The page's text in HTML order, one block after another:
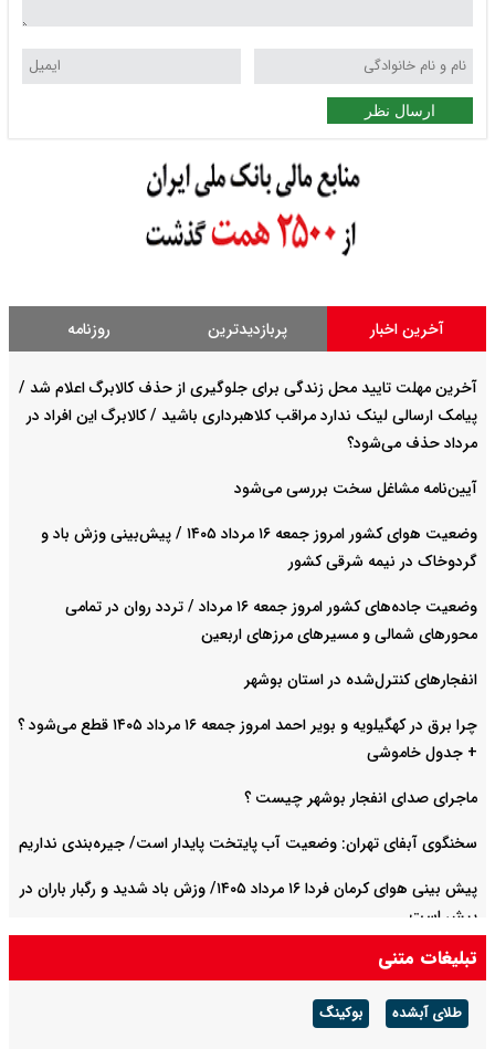
ارسال نظر
آخرین اخبار پربازدیدترین روزنامه
آخرین مهلت تایید محل زندگی برای جلوگیری از حذف کالابرگ اعلام شد /
پیامک ارسالی لینک ندارد مراقب کلاهبرداری باشید / کالابرگ این افراد در
مرداد حذف می‌شود؟
آیین‌نامه مشاغل سخت بررسی می‌شود
وضعیت هوای کشور امروز جمعه ۱۶ مرداد ۱۴۰۵ / پیش‌بینی وزش باد و
گردوخاک در نیمه شرقی کشور
وضعیت جاده‌های کشور امروز جمعه ۱۶ مرداد / تردد روان در تمامی
محورهای شمالی و مسیرهای مرزهای اربعین
انفجارهای کنترل‌شده در استان بوشهر
چرا برق در کهگیلویه و بویر احمد امروز جمعه ۱۶ مرداد ۱۴۰۵ قطع می‌شود ؟
+ جدول خاموشی
ماجرای صدای انفجار بوشهر چیست ؟
سخنگوی آبفای تهران: وضعیت آب پایتخت پایدار است/ جیره‌بندی نداریم
پیش بینی هوای کرمان فردا ۱۶ مرداد ۱۴۰۵/ وزش باد شدید و رگبار باران در
پیش است
پیش بینی هوای چهارمحال و بختیاری فردا ۱۶ مرداد ۱۴۰۵/ گرما ادامه دارد
تبلیغات متنی
طلای آبشده بوکینگ